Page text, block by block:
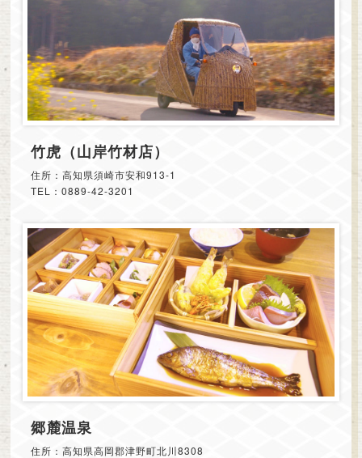
竹虎（山岸竹材店）
住所：高知県須崎市安和913-1
TEL：0889-42-3201
郷麓温泉
住所：高知県高岡郡津野町北川8308